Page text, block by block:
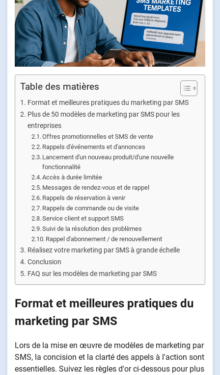
Table des matières
Format et meilleures pratiques du marketing par SMS
Plus de 50 modèles de marketing par SMS pour les
entreprises
Offres promotionnelles et SMS de vente
Rappels d'événements et d'annonces
Lancement d'un nouveau produit/d'une nouvelle
fonctionnalité
Accès à durée limitée
Messages de rendez-vous et de rappel
Rappels de réservation à venir
Rappels de commande ou de visite
Service client et support SMS
Suivi de la résolution des problèmes
Rappel d'abonnement / de renouvellement
Réalisez votre marketing par SMS à grande échelle
Conclusion
FAQ sur les modèles de marketing par SMS
Format et meilleures pratiques du
marketing par SMS
Lors de la mise en œuvre de modèles de marketing par
SMS, la concision et la clarté des appels à l'action sont
essentielles. Suivez les règles d'or ci-dessous pour plus